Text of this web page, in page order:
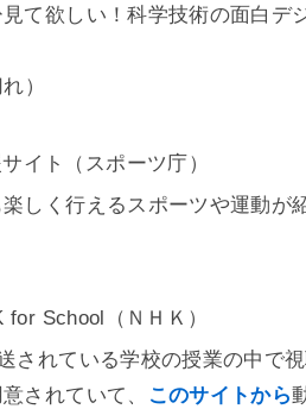
見て欲しい！科学技術の面白
）
イト（スポーツ庁）
しく行えるスポーツや運動が
School（ＮＨＫ）
されている学校の授業の中で視
されていて、
このサイトから